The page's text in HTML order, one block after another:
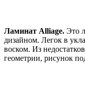
Ламинат Alliage. Это
дизайном. Легок в
воском. Из
геометрии, рисунок